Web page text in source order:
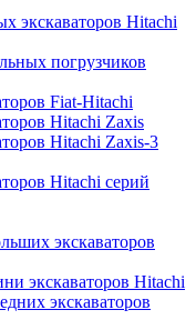
экскаваторов Hitachi
погрузчиков
Fiat-Hitachi
Hitachi Zaxis
Hitachi Zaxis-3
Hitachi серий
экскаваторов
экскаваторов Hitachi
экскаваторов